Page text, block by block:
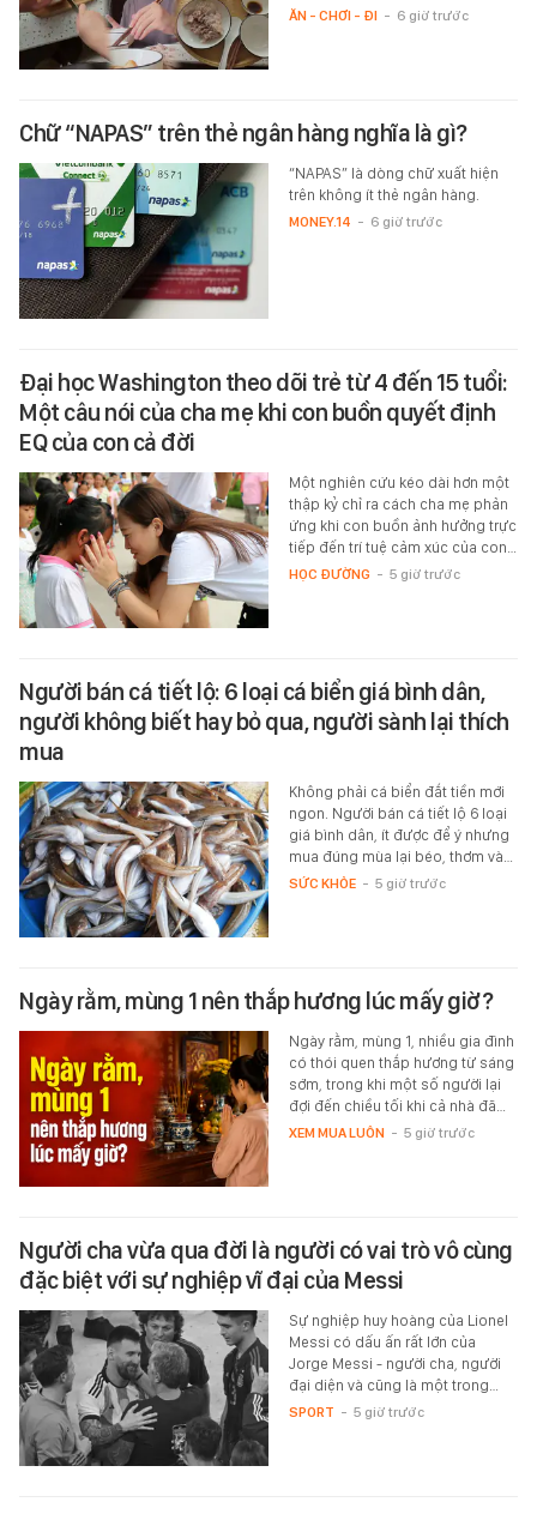
ĂN - CHƠI - ĐI - 6 giờ trước
Chữ “NAPAS” trên thẻ ngân hàng nghĩa là gì?
“NAPAS” là dòng chữ xuất hiện
trên không ít thẻ ngân hàng.
MONEY.14 - 6 giờ trước
Đại học Washington theo dõi trẻ từ 4 đến 15 tuổi:
Một câu nói của cha mẹ khi con buồn quyết định
EQ của con cả đời
Một nghiên cứu kéo dài hơn một
thập kỷ chỉ ra cách cha mẹ phản
ứng khi con buồn ảnh hưởng trực
tiếp đến trí tuệ cảm xúc của con…
HỌC ĐƯỜNG - 5 giờ trước
Người bán cá tiết lộ: 6 loại cá biển giá bình dân,
người không biết hay bỏ qua, người sành lại thích
mua
Không phải cá biển đắt tiền mới
ngon. Người bán cá tiết lộ 6 loại
giá bình dân, ít được để ý nhưng
mua đúng mùa lại béo, thơm và…
SỨC KHỎE - 5 giờ trước
Ngày rằm, mùng 1 nên thắp hương lúc mấy giờ?
Ngày rằm, mùng 1, nhiều gia đình
có thói quen thắp hương từ sáng
sớm, trong khi một số người lại
đợi đến chiều tối khi cả nhà đã…
XEM MUA LUÔN - 5 giờ trước
Người cha vừa qua đời là người có vai trò vô cùng
đặc biệt với sự nghiệp vĩ đại của Messi
Sự nghiệp huy hoàng của Lionel
Messi có dấu ấn rất lớn của
Jorge Messi - người cha, người
đại diện và cũng là một trong…
SPORT - 5 giờ trước